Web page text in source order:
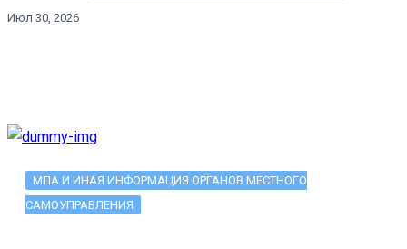
Июл 30, 2026
МПА И ИНАЯ ИНФОРМАЦИЯ ОРГАНОВ МЕСТНОГО
САМОУПРАВЛЕНИЯ